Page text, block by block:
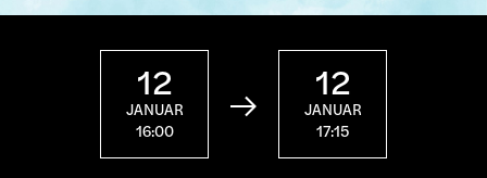
12
JANUAR
16:00

12
JANUAR
17:15